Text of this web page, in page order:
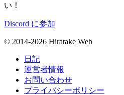
い！
Discord に参加
© 2014-2026 Hiratake Web
日記
運営者情報
お問い合わせ
プライバシーポリシー